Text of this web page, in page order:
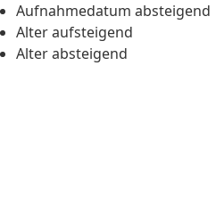
Aufnahmedatum absteigend
Alter aufsteigend
Alter absteigend